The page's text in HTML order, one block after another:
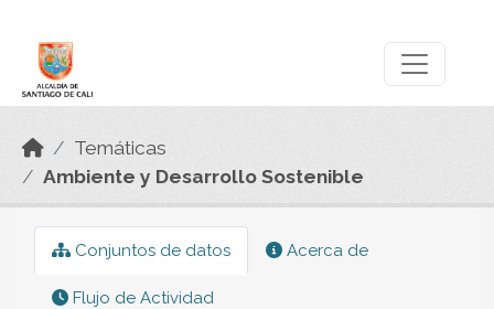
Temáticas
Ambiente y Desarrollo Sostenible
Conjuntos de datos Acerca de
Flujo de Actividad